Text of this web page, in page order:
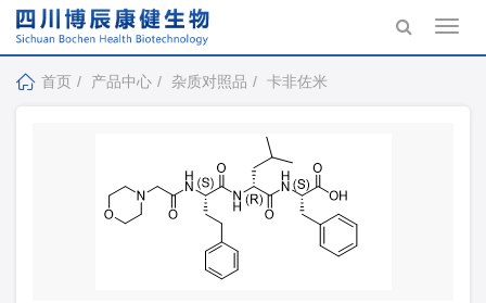
首页
产品中心 杂质对照品 卡非佐米